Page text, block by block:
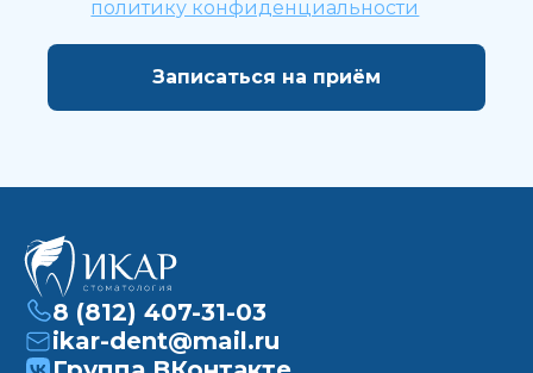
политику конфиденциальности
8 (812) 407-31-03
ikar-dent@mail.ru